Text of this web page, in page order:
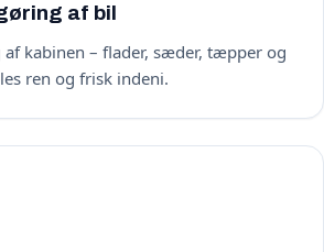
af bil
kabinen – flader, sæder, tæpper og
ren og frisk indeni.